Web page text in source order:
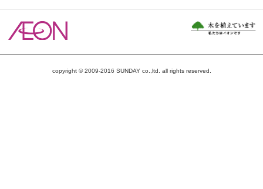
copyright © 2009-2016 SUNDAY co.,ltd. all rights reserved.